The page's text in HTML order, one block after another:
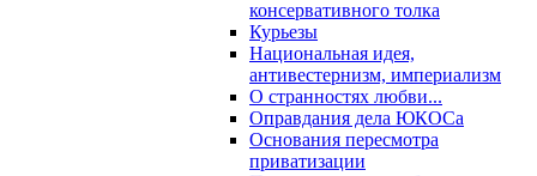
консервативного толка
Курьезы
Национальная идея,
антивестернизм, империализм
О странностях любви...
Оправдания дела ЮКОСа
Основания пересмотра
приватизации